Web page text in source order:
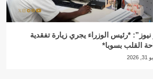
*رئيس الوزراء يجري زيارة تفقدية
القلب بسوبا*